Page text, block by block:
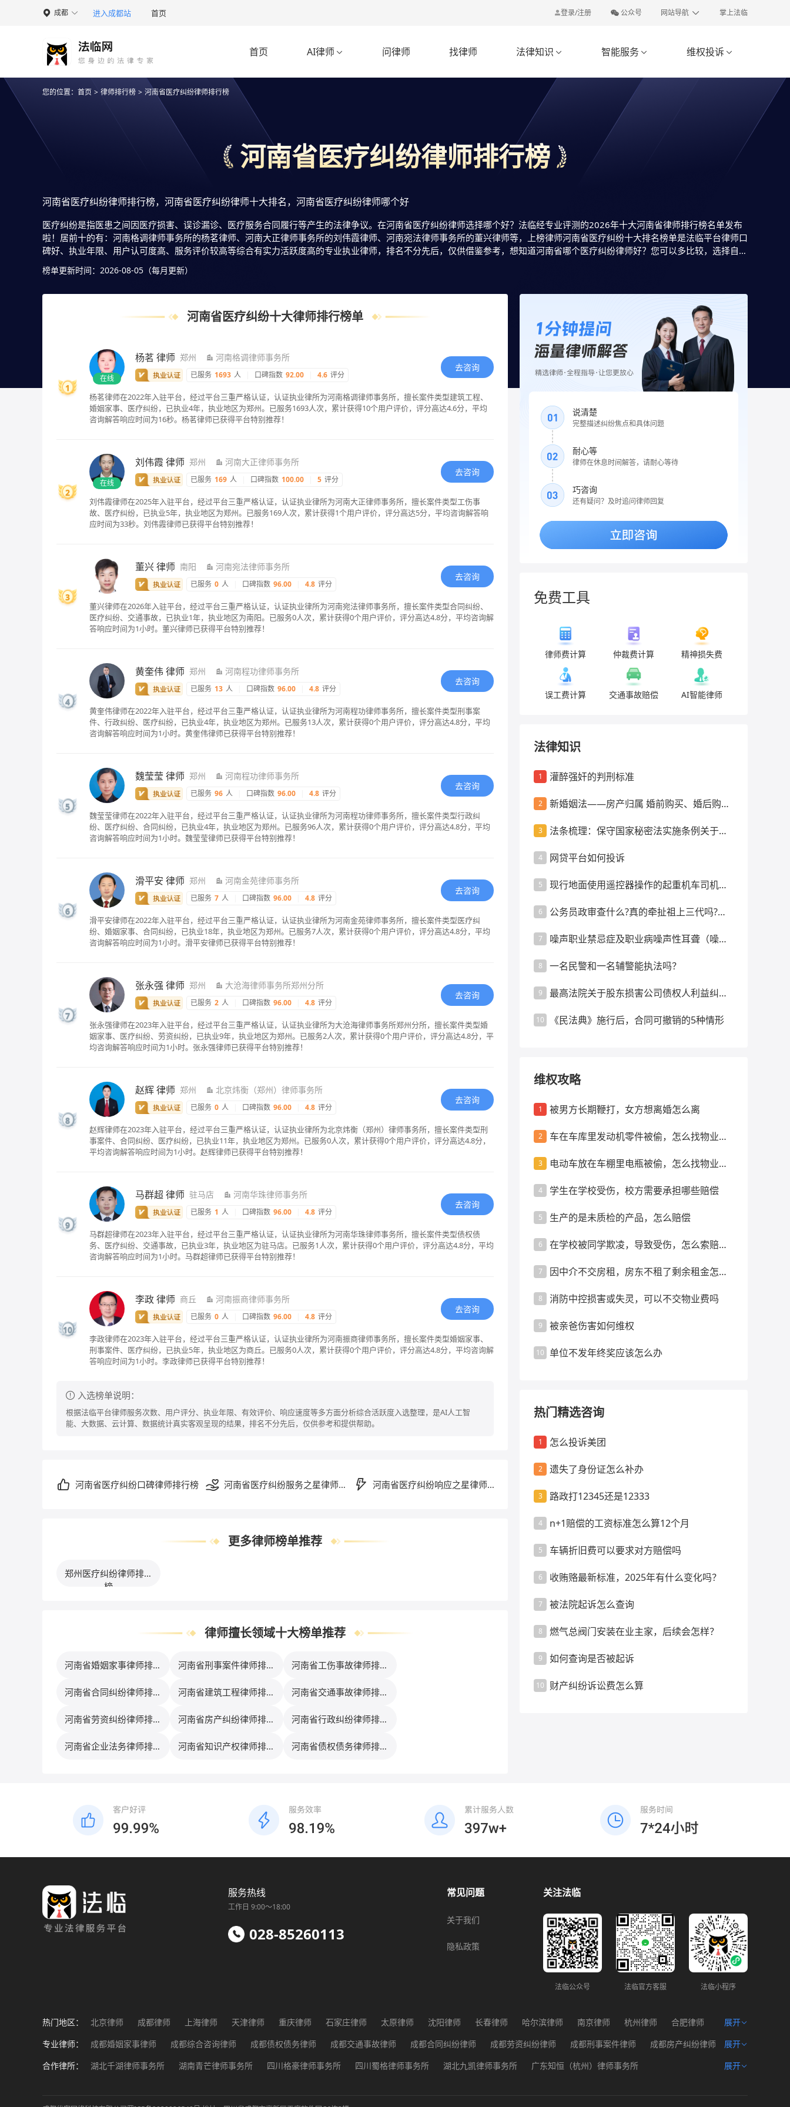
 成都 进入成都站 首页 登录/注册 公众号 网站导航 掌上法临
首页 AI律师  问律师 找律师 法律知识  智能服务  维权投诉 
您的位置： 首页 > 律师排行榜 > 河南省医疗纠纷律师排行榜
河南省医疗纠纷律师排行榜
河南省医疗纠纷律师排行榜，河南省医疗纠纷律师十大排名，河南省医疗纠纷律师哪个好
医疗纠纷是指医患之间因医疗损害、误诊漏诊、医疗服务合同履行等产生的法律争议。在河南省医疗纠纷律师选择哪个好？法临经专业评测的2026年十大河南省律师排行榜名单发布
啦！居前十的有：河南格调律师事务所的杨茗律师、河南大正律师事务所的刘伟霞律师、河南宛法律师事务所的董兴律师等，上榜律师河南省医疗纠纷十大排名榜单是法临平台律师口
碑好、执业年限、用户认可度高、服务评价较高等综合有实力活跃度高的专业执业律师，排名不分先后，仅供借鉴参考，想知道河南省哪个医疗纠纷律师好？您可以多比较，选择自己
满意且合适案情的，也可以直接免费提问咨询，24小时智能匹配律师在线回复！
榜单更新时间：2026-08-05（每月更新）
河南省医疗纠纷十大律师排行榜单
1
在线
杨茗 律师 郑州 河南格调律师事务所
已服务 1693 人 口碑指数 92.00 4.6 评分
去咨询
杨茗律师在2022年入驻平台，经过平台三重严格认证，认证执业律所为河南格调律师事务所，擅长案件类型建筑工程、
婚姻家事、医疗纠纷，已执业4年，执业地区为郑州。已服务1693人次，累计获得10个用户评价，评分高达4.6分，平均
咨询解答响应时间为16秒。杨茗律师已获得平台特别推荐！
2
在线
刘伟霞 律师 郑州 河南大正律师事务所
已服务 169 人 口碑指数 100.00 5 评分
去咨询
刘伟霞律师在2025年入驻平台，经过平台三重严格认证，认证执业律所为河南大正律师事务所，擅长案件类型工伤事
故、医疗纠纷，已执业5年，执业地区为郑州。已服务169人次，累计获得1个用户评价，评分高达5分，平均咨询解答响
应时间为33秒。刘伟霞律师已获得平台特别推荐！
3
董兴律师 南阳 河南宛法律师事务所
已服务 0 人 口碑指数 96.00 4.8 评分
去咨询
董兴律师在2026年入驻平台，经过平台三重严格认证，认证执业律所为河南宛法律师事务所，擅长案件类型合同纠纷、
医疗纠纷、交通事故，已执业1年，执业地区为南阳。已服务0人次，累计获得0个用户评价，评分高达4.8分，平均咨询解
答响应时间为1小时。董兴律师已获得平台特别推荐！
4
黄奎伟 律师 郑州 河南程功律师事务所
已服务 13 人 口碑指数 96.00 4.8 评分
去咨询
黄奎伟律师在2022年入驻平台，经过平台三重严格认证，认证执业律所为河南程功律师事务所，擅长案件类型刑事案
件、行政纠纷、医疗纠纷，已执业4年，执业地区为郑州。已服务13人次，累计获得0个用户评价，评分高达4.8分，平均
咨询解答响应时间为1小时。黄奎伟律师已获得平台特别推荐！
5
魏莹莹 律师 郑州 河南程功律师事务所
已服务 96 人 口碑指数 96.00 4.8 评分
去咨询
魏莹莹律师在2022年入驻平台，经过平台三重严格认证，认证执业律所为河南程功律师事务所，擅长案件类型行政纠
纷、医疗纠纷、合同纠纷，已执业4年，执业地区为郑州。已服务96人次，累计获得0个用户评价，评分高达4.8分，平均
咨询解答响应时间为1小时。魏莹莹律师已获得平台特别推荐！
6
滑平安 律师 郑州 河南金苑律师事务所
已服务 7 人 口碑指数 96.00 4.8 评分
去咨询
滑平安律师在2022年入驻平台，经过平台三重严格认证，认证执业律所为河南金苑律师事务所，擅长案件类型医疗纠
纷、婚姻家事、合同纠纷，已执业18年，执业地区为郑州。已服务7人次，累计获得0个用户评价，评分高达4.8分，平均
咨询解答响应时间为1小时。滑平安律师已获得平台特别推荐！
7
张永强 律师 郑州 大沧海律师事务所郑州分所
已服务 2 人 口碑指数 96.00 4.8 评分
去咨询
张永强律师在2023年入驻平台，经过平台三重严格认证，认证执业律所为大沧海律师事务所郑州分所，擅长案件类型婚
姻家事、医疗纠纷、劳资纠纷，已执业9年，执业地区为郑州。已服务2人次，累计获得0个用户评价，评分高达4.8分，平
均咨询解答响应时间为1小时。张永强律师已获得平台特别推荐！
8
赵辉律师 郑州 北京炜衡（郑州）律师事务所
已服务 0 人 口碑指数 96.00 4.8 评分
去咨询
赵辉律师在2023年入驻平台，经过平台三重严格认证，认证执业律所为北京炜衡（郑州）律师事务所，擅长案件类型刑
事案件、合同纠纷、医疗纠纷，已执业11年，执业地区为郑州。已服务0人次，累计获得0个用户评价，评分高达4.8分，
平均咨询解答响应时间为1小时。赵辉律师已获得平台特别推荐！
9
马群超 律师 驻马店 河南华珠律师事务所
已服务 1 人 口碑指数 96.00 4.8 评分
去咨询
马群超律师在2023年入驻平台，经过平台三重严格认证，认证执业律所为河南华珠律师事务所，擅长案件类型债权债
务、医疗纠纷、交通事故，已执业3年，执业地区为驻马店。已服务1人次，累计获得0个用户评价，评分高达4.8分，平均
咨询解答响应时间为1小时。马群超律师已获得平台特别推荐！
10
李政律师 商丘 河南振商律师事务所
已服务 0 人 口碑指数 96.00 4.8 评分
去咨询
李政律师在2023年入驻平台，经过平台三重严格认证，认证执业律所为河南振商律师事务所，擅长案件类型婚姻家事、
刑事案件、医疗纠纷，已执业5年，执业地区为商丘。已服务0人次，累计获得0个用户评价，评分高达4.8分，平均咨询解
答响应时间为1小时。李政律师已获得平台特别推荐！
入选榜单说明：
根据法临平台律师服务次数、用户评分、执业年限、有效评价、响应速度等多方面分析综合活跃度入选整理，是AI人工智
能、大数据、云计算、数据统计真实客观呈现的结果，排名不分先后，仅供参考和提供帮助。
河南省医疗纠纷口碑律师排行榜
河南省医疗纠纷服务之星律师排
河南省医疗纠纷响应之星律师排
更多律师榜单推荐
郑州医疗纠纷律师排行
榜
律师擅长领域十大榜单推荐
河南省婚姻家事律师排行
河南省刑事案件律师排行
河南省工伤事故律师排行
河南省合同纠纷律师排行
河南省建筑工程律师排行
河南省交通事故律师排行
河南省劳资纠纷律师排行
河南省房产纠纷律师排行
河南省行政纠纷律师排行
河南省企业法务律师排行
河南省知识产权律师排行
河南省债权债务律师排行
说清楚
完整描述纠纷焦点和具体问题
耐心等
律师在休息时间解答，请耐心等待
巧咨询
还有疑问？及时追问律师回复
免费工具
律师费计算 仲裁费计算 精神损失费
误工费计算 交通事故赔偿 AI智能律师
法律知识
1 灌醉强奸的判刑标准
2
新婚姻法——房产归属 婚前购买、婚后购
3
法条梳理：保守国家秘密法实施条例关于监
4 网贷平台如何投诉
5
现行地面使用遥控器操作的起重机车司机是
6
公务员政审查什么?真的牵扯祖上三代吗?政
7
噪声职业禁忌症及职业病噪声性耳聋（噪声
8 一名民警和一名辅警能执法吗？
9
最高法院关于股东损害公司债权人利益纠纷
10 《民法典》施行后，合同可撤销的5种情形
维权攻略
1 被男方长期鞭打，女方想离婚怎么离
2
车在车库里发动机零件被偷，怎么找物业索
3
电动车放在车棚里电瓶被偷，怎么找物业索
4 学生在学校受伤，校方需要承担哪些赔偿
5 生产的是未质检的产品，怎么赔偿
6
在学校被同学欺凌，导致受伤，怎么索赔赔
7
因中介不交房租，房东不租了剩余租金怎么
8 消防中控损害或失灵，可以不交物业费吗
9 被亲爸伤害如何维权
10 单位不发年终奖应该怎么办
热门精选咨询
1 怎么投诉美团
2 遗失了身份证怎么补办
3 路政打12345还是12333
4 n+1赔偿的工资标准怎么算12个月
5 车辆折旧费可以要求对方赔偿吗
6 收贿赂最新标准，2025年有什么变化吗？
7 被法院起诉怎么查询
8 燃气总阀门安装在业主家，后续会怎样？
9 如何查询是否被起诉
10 财产纠纷诉讼费怎么算
服务热线
工作日 9:00～18:00
028-85260113
常见问题
关于我们
隐私政策
关注法临
法临公众号 法临官方客服 法临小程序
热门地区： 北京律师 成都律师 上海律师 天津律师 重庆律师 石家庄律师 太原律师 沈阳律师 长春律师 哈尔滨律师 南京律师 杭州律师
合肥律师
福州律师
南昌律师 济南律师 郑州律师 广州律师 长沙律师 武汉律师 贵阳律师 西安律师 兰州律师 西宁律师 海口律师
展开
专业律师：
成都婚姻家事律师 成都综合咨询律师 成都债权债务律师 成都交通事故律师 成都合同纠纷律师 成都劳资纠纷律师 成都刑事案件律师
成都房产纠纷律师
成都工伤事故律师
成都企业法务律师 成都征地纠纷律师 成都医疗纠纷律师 成都行政纠纷律师 成都知识产权律师 成都遗产问题律师
展开
合作律所：
湖北千湖律师事务所 湖南青芒律师事务所 四川格豪律师事务所 四川蜀格律师事务所 湖北九凯律师事务所
广东知恒（杭州）律师事务所
展开